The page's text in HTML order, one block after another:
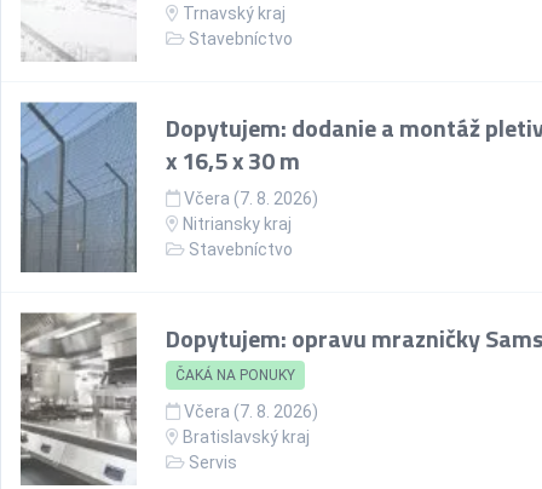
Trnavský kraj
Stavebníctvo
Dopytujem: dodanie a montáž
x 16,5 x 30 m
Včera (7. 8. 2026)
Nitriansky kraj
Stavebníctvo
Dopytujem: opravu mrazničky
ČAKÁ NA PONUKY
Včera (7. 8. 2026)
Bratislavský kraj
Servis